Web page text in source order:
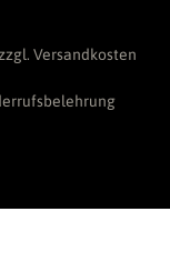
Versandkosten